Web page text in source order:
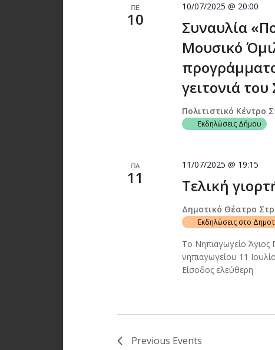
ΠΕ
10
Συναυλία
Μουσικό
γειτονιά
10/07/2025 @ 20:00
Πολιτιστικό Κέντρο
Εκδηλώσεις Δήμου
ΠΑ
11 Τελική
11/07/2025 @ 19:15
Δημοτικό Θέατρο
Εκδηλώσεις στο
Το Νηπιαγωγείο Άγιος
νηπιαγωγείου 11
Είσοδος ελεύθερη
Previous Events